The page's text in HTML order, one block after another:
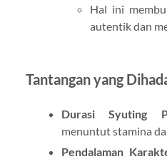
Hal ini
autentik dan
Tantangan yang
Durasi Syuting
menuntut stamina
Pendalaman